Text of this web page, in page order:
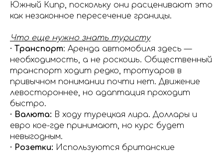
Южный Кипр, поскольку они расценивают это
как незаконное пересечение границы.
Что еще нужно знать туристу
· Транспорт: Аренда автомобиля здесь —
необходимость, а не роскошь. Общественный
транспорт ходит редко, тротуаров в
привычном понимании почти нет. Движение
левостороннее, но адаптация проходит
быстро.
· Валюта: В ходу турецкая лира. Доллары и
евро кое-где принимают, но курс будет
невыгодным.
· Розетки: Используются британские